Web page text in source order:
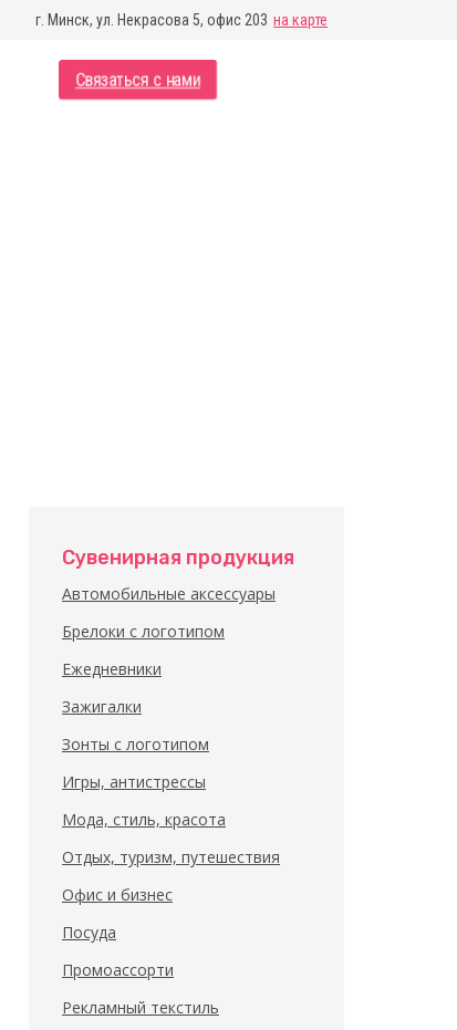
г. Минск, ул. Некрасова 5, офис 203 на карте
Связаться с нами
Сувенирная продукция
Автомобильные аксессуары
Брелоки с логотипом
Ежедневники
Зажигалки
Зонты с логотипом
Игры, антистрессы
Мода, стиль, красота
Отдых, туризм, путешествия
Офис и бизнес
Посуда
Промоассорти
Рекламный текстиль